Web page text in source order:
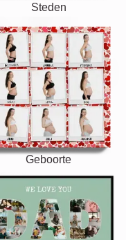
Steden
Geboorte